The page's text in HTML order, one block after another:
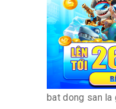
bat dong san la